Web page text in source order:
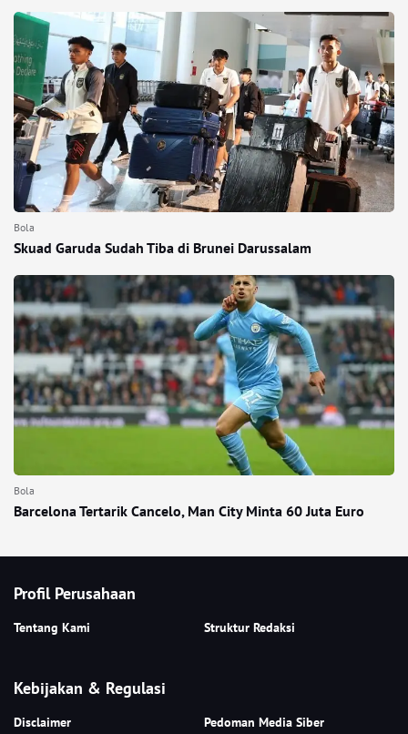
Bola
Skuad Garuda Sudah Tiba di Brunei Darussalam
Bola
Barcelona Tertarik Cancelo, Man City Minta 60 Juta Euro
Profil Perusahaan
Tentang Kami Struktur Redaksi
Kebijakan & Regulasi
Disclaimer Pedoman Media Siber